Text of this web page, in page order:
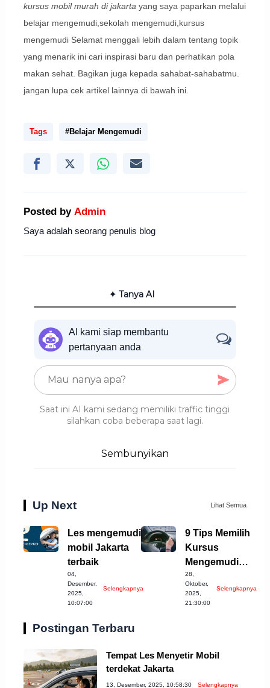
kursus mobil murah di jakarta yang saya paparkan melalui
belajar mengemudi,sekolah mengemudi,kursus
mengemudi Selamat menggali lebih dalam tentang topik
yang menarik ini cari inspirasi baru dan perhatikan pola
makan sehat. Bagikan juga kepada sahabat-sahabatmu.
jangan lupa cek artikel lainnya di bawah ini.
Tags #Belajar Mengemudi
Posted by Admin
Saya adalah seorang penulis blog
✦ Tanya AI
AI kami siap membantu
pertanyaan anda
Saat ini AI kami sedang memiliki traffic tinggi
silahkan coba beberapa saat lagi.
Sembunyikan
Up Next Lihat Semua
Les mengemudi
mobil Jakarta
terbaik
04,
Desember,
2025,
10:07:00
Selengkapnya
9 Tips Memilih
Kursus
Mengemudi
Mobil Terbaik di
Cilegon
28,
Oktober,
2025,
21:30:00
Selengkapnya
Postingan Terbaru
Tempat Les Menyetir Mobil
terdekat Jakarta
13, Desember, 2025, 10:58:30 Selengkapnya